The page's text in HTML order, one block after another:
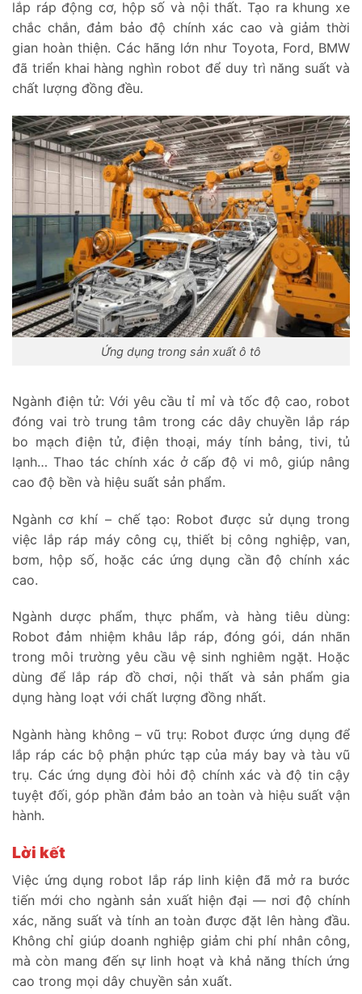
lắp ráp động cơ, hộp số và nội thất. Tạo ra khung xe
chắc chắn, đảm bảo độ chính xác cao và giảm thời
gian hoàn thiện. Các hãng lớn như Toyota, Ford, BMW
đã triển khai hàng nghìn robot để duy trì năng suất và
chất lượng đồng đều.
Ứng dụng trong sản xuất ô tô
Ngành điện tử: Với yêu cầu tỉ mỉ và tốc độ cao, robot
đóng vai trò trung tâm trong các dây chuyền lắp ráp
bo mạch điện tử, điện thoại, máy tính bảng, tivi, tủ
lạnh… Thao tác chính xác ở cấp độ vi mô, giúp nâng
cao độ bền và hiệu suất sản phẩm.
Ngành cơ khí – chế tạo: Robot được sử dụng trong
việc lắp ráp máy công cụ, thiết bị công nghiệp, van,
bơm, hộp số, hoặc các ứng dụng cần độ chính xác
cao.
Ngành dược phẩm, thực phẩm, và hàng tiêu dùng:
Robot đảm nhiệm khâu lắp ráp, đóng gói, dán nhãn
trong môi trường yêu cầu vệ sinh nghiêm ngặt. Hoặc
dùng để lắp ráp đồ chơi, nội thất và sản phẩm gia
dụng hàng loạt với chất lượng đồng nhất.
Ngành hàng không – vũ trụ: Robot được ứng dụng để
lắp ráp các bộ phận phức tạp của máy bay và tàu vũ
trụ. Các ứng dụng đòi hỏi độ chính xác và độ tin cậy
tuyệt đối, góp phần đảm bảo an toàn và hiệu suất vận
hành.
Lời kết
Việc ứng dụng robot lắp ráp linh kiện đã mở ra bước
tiến mới cho ngành sản xuất hiện đại — nơi độ chính
xác, năng suất và tính an toàn được đặt lên hàng đầu.
Không chỉ giúp doanh nghiệp giảm chi phí nhân công,
mà còn mang đến sự linh hoạt và khả năng thích ứng
cao trong mọi dây chuyền sản xuất.